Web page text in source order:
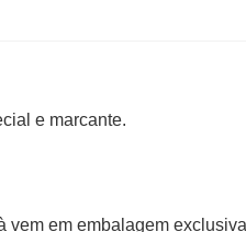
e marcante.
em embalagem